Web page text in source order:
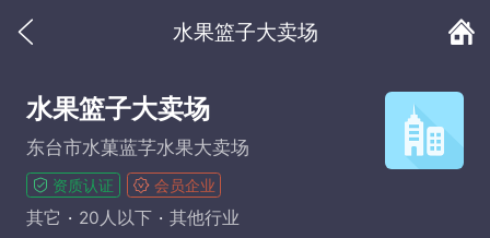
水果篮子大卖场
水果篮子大卖场
东台市水菓蓝芓水果大卖场
资质认证 会员企业
其它 20人以下
其他行业